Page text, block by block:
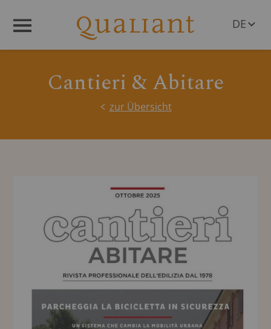
DE
Cantieri & Abitare
zur Übersicht